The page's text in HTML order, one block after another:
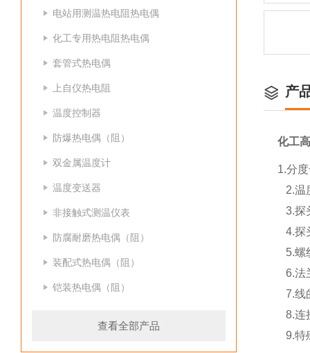
电站用测温热电阻热电偶
化工专用热电阻热电偶
套管式热电偶
上自仪热电阻
温度控制器
防爆热电偶（阻）
双金属温度计
温度变送器
非接触式测温仪表
防腐耐磨热电偶（阻）
装配式热电偶（阻）
铠装热电偶（阻）
查看全部产品
产
化工
1.分
2.温
3.探
4.探
5.螺
6.法
7.线
8.连
9.特